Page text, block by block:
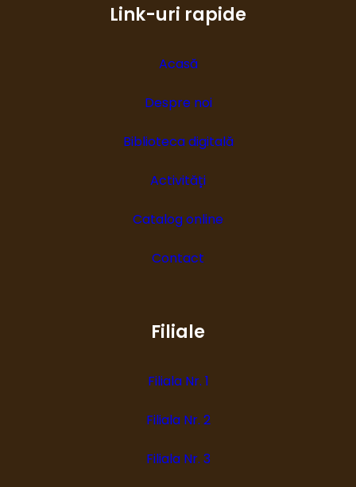
Link-uri rapide
Acasă
Despre noi
Biblioteca digitală
Activități
Catalog online
Contact
Filiale
Filiala Nr. 1
Filiala Nr. 2
Filiala Nr. 3